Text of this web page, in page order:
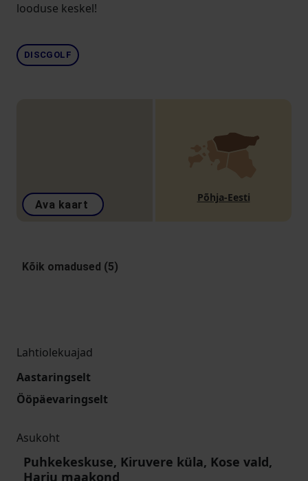
looduse keskel!
DISCGOLF
Ava kaart
Põhja-Eesti
Kõik omadused (5)
Lahtiolekuajad
Aastaringselt
Ööpäevaringselt
Asukoht
Puhkekeskuse, Kiruvere küla, Kose vald,
Harju maakond